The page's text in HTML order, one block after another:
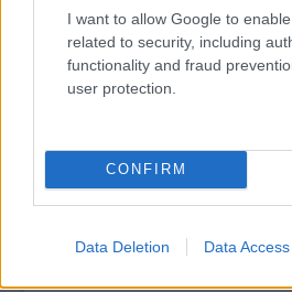
I want to allow Google to
related to security, including
functionality and fraud
user protection.
CONFIRM
Data Deletion Data Access